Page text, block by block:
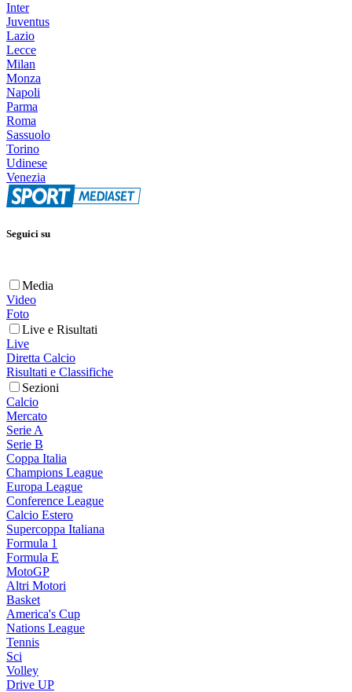
Inter
Juventus
Lazio
Lecce
Milan
Monza
Napoli
Parma
Roma
Sassuolo
Torino
Udinese
Venezia
Seguici su
Media
Video
Foto
Live e Risultati
Live
Diretta Calcio
Risultati e Classifiche
Sezioni
Calcio
Mercato
Serie A
Serie B
Coppa Italia
Champions League
Europa League
Conference League
Calcio Estero
Supercoppa Italiana
Formula 1
Formula E
MotoGP
Altri Motori
Basket
America's Cup
Nations League
Tennis
Sci
Volley
Drive UP